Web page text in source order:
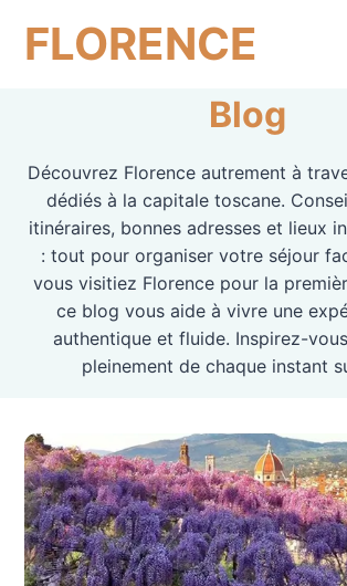
FLORENCE
Blog
Découvrez Florence autrement à
dédiés à la capitale toscane.
itinéraires, bonnes adresses et lieux
: tout pour organiser votre séjour
vous visitiez Florence pour la
ce blog vous aide à vivre une
authentique et fluide. Inspirez-
pleinement de chaque instant